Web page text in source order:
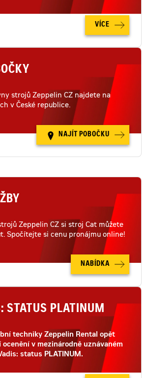
VÍCE
strojů Zeppelin CZ najdete na
v České republice.
NAJÍT POBOČKU
Zeppelin CZ si stroj Cat můžete
Spočítejte si cenu pronájmu online!
NABÍDKA
STATUS PLATINUM
techniky Zeppelin Rental opět
ocenění v mezinárodně uznávaném
status PLATINUM.